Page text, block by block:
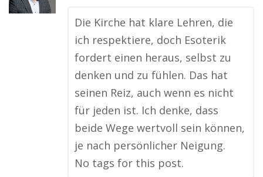
Die Kirche hat klare Lehren, die
ich respektiere, doch Esoterik
fordert einen heraus, selbst zu
denken und zu fühlen. Das hat
seinen Reiz, auch wenn es nicht
für jeden ist. Ich denke, dass
beide Wege wertvoll sein können,
je nach persönlicher Neigung.
No tags for this post.